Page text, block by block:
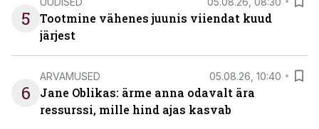
5
Tootmine vähenes juunis viiendat kuud
järjest
6
ARVAMUSED 05.08.26, 10:40
Jane Oblikas: ärme anna odavalt ära
ressurssi, mille hind ajas kasvab